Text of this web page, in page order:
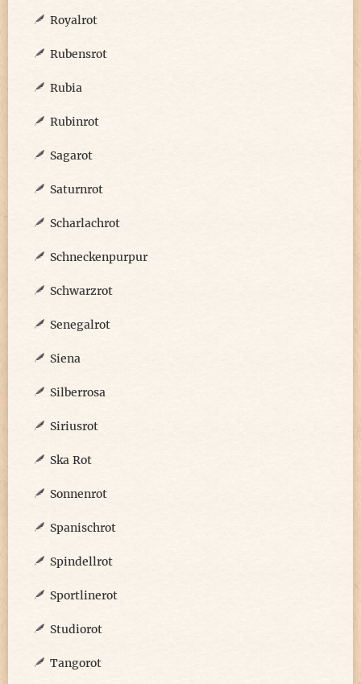
Royalrot
Rubensrot
Rubia
Rubinrot
Sagarot
Saturnrot
Scharlachrot
Schneckenpurpur
Schwarzrot
Senegalrot
Siena
Silberrosa
Siriusrot
Ska Rot
Sonnenrot
Spanischrot
Spindellrot
Sportlinerot
Studiorot
Tangorot